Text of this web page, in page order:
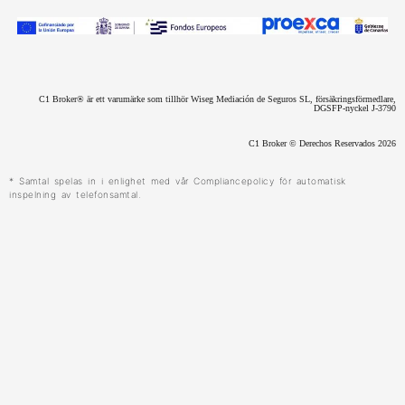
o
k
n
r
p
e
C1 Broker® är ett varumärke som tillhör Wiseg Mediación de Seguros SL, försäkringsförmedlare,
DGSFP-nyckel J-3790
C1 Broker © Derechos Reservados 2026
* Samtal spelas in i enlighet med vår Compliancepolicy för automatisk
inspelning av telefonsamtal.